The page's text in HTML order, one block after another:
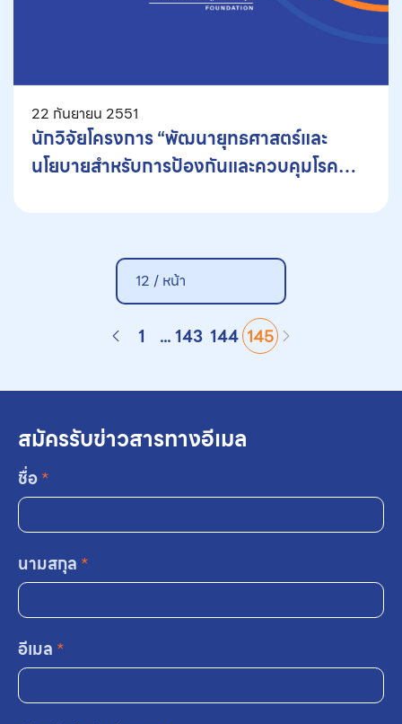
22 กันยายน 2551
นักวิจัยโครงการ “พัฒนายุทธศาสตร์และ
นโยบายสำหรับการป้องกันและควบคุมโรค
12 / หน้า
1 ...143 144 145
สมัครรับข่าวสารทางอีเมล
ชื่อ*
นามสกุล *
อีเมล *